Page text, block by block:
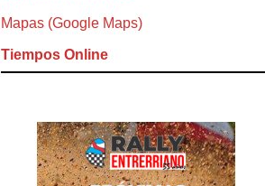
Mapas (Google Maps)
Tiempos Online